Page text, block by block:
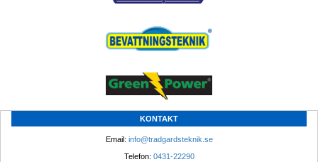
KONTAKT
Email: info@tradgardsteknik.se
Telefon: 0431-22290